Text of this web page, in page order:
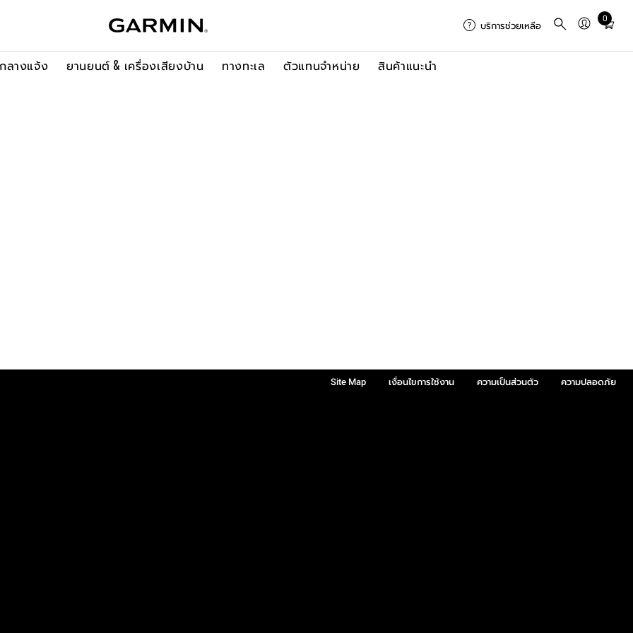
ลางแจ้ง ยานยนต์ & เครื่องเสียงบ้าน ทางทะเล ตัวแทนจำหน่าย สินค้าแนะนำ
บริการช่วยเหลือ
0
Total
in
Site Map เงื่อนไขการใช้งาน ความเป็นส่วนตัว
ความปลอดภัย